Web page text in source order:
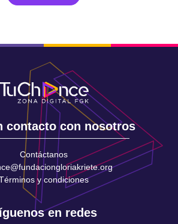
contacto con nosotros
Contáctanos
y condiciones
en redes